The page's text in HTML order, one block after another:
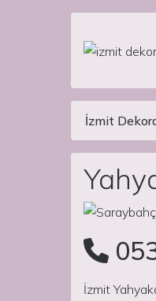
Skip to content
Main
İzmit
İzmit